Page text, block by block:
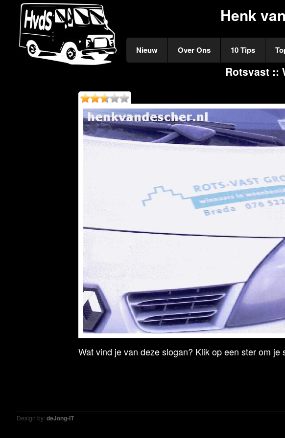
Henk
Nieuw Over Ons 10 Tips
Rotsvast ::
Wat vind je van deze slogan? Klik op een ster om je
Design by: deJong-IT